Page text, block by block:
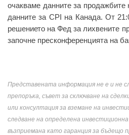
очакваме данните за
данните за CPI на Канада. От
решението на Фед за лихвените
започне пресконференцията на
Представената информация не е и не
препоръка, съвет за сключване на
или консултация за вземане на
следване на определена
възприемана като гаранция за бъдещо